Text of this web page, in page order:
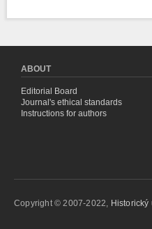
ABOUT
Editorial Board
Journal's ethical standards
Instructions for authors
Copyright © 2007-2022, Historický